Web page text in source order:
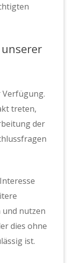
treten,
der
und nutzen
dies ohne
ist.